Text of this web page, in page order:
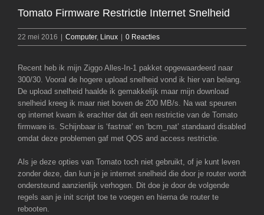
Tomato Firmware Restrictie Internet Snelheid
22 mei 2016 | Computer, Linux | 0 Reacties
Recent heb ik mijn Ziggo Alles-In-1 pakket opgewaardeerd naar
300/30. Vooral de hogere upload snelheid vond ik hier van belang.
De upload snelheid haalde ik gemakkelijk maar mijn download
snelheid kreeg ik maar niet boven de 200 MB/s. Na wat speuren
op internet kwam ik erachter dat dit een restrictie van de Tomato
firmware is. Schijnbaar is ‘fastnat’ en ‘bcm_nat’ standaard disabled
omdat deze problemen gaf met QOS and access restrictie.
Als je deze opties van Tomato toch niet gebruikt, of je kunt leven
zonder deze, dan kun je je internet snelheid die door je router wordt
ondersteund aanzienlijk verhogen. Dit doe je door de volgende
regels aan je init script toe te voegen en hierna de router te
rebooten.